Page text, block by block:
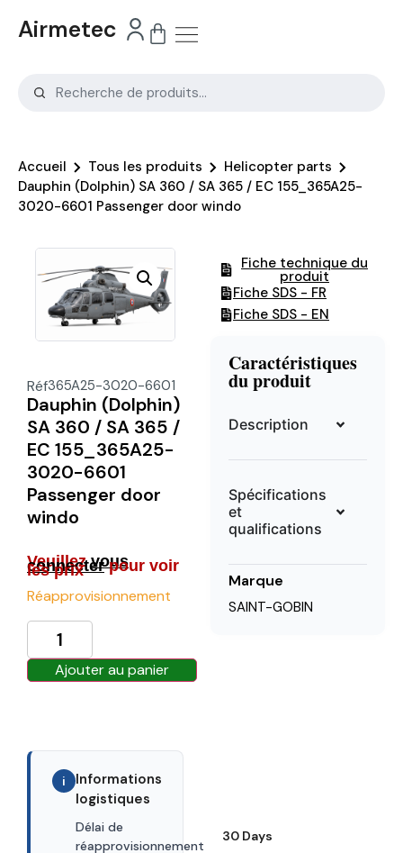
Airmetec
Accueil Tous les produits
Helicopter parts
Dauphin (Dolphin) SA 360 / SA 365 / EC 155_365A25-
3020-6601 Passenger door windo
Réf365A25-3020-6601
Dauphin (Dolphin)
SA 360 / SA 365 /
EC 155_365A25-
3020-6601
Passenger door
windo
Veuillezvous
connecterpour voir
les prix
Réapprovisionnement
Ajouter au panier
i
Informations
logistiques
Délai de
réapprovisionnement
30 Days
Fiche technique du
produit
Fiche SDS - FR
Fiche SDS - EN
Caractéristiques
du produit
Description
Spécifications
et
qualifications
Marque
SAINT-GOBIN